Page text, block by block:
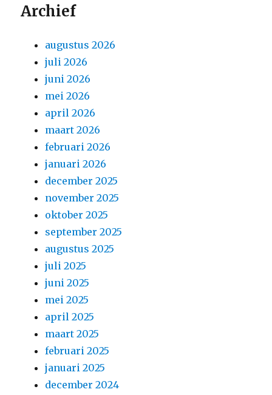
Archief
augustus 2026
juli 2026
juni 2026
mei 2026
april 2026
maart 2026
februari 2026
januari 2026
december 2025
november 2025
oktober 2025
september 2025
augustus 2025
juli 2025
juni 2025
mei 2025
april 2025
maart 2025
februari 2025
januari 2025
december 2024